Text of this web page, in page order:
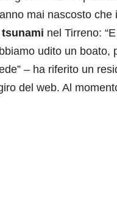
mai nascosto che
tsunami nel Tirreno:
udito un
– ha riferito un
del web. Al